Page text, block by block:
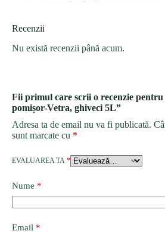
Recenzii
Nu există recenzii până acum.
Fii primul care scrii o recenzie
pomișor-Vetra, ghiveci 5L”
Adresa ta de email nu va fi publicată.
sunt marcate cu *
EVALUAREA TA *
Nume *
Email *